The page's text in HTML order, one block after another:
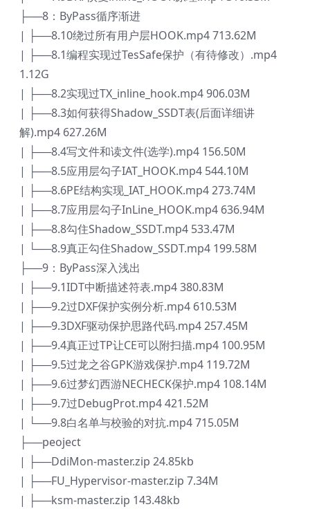
├──8：ByPass循序渐进
| ├──8.10绕过所有用户层HOOK.mp4 713.62M
| ├──8.1编程实现过TesSafe保护（有待修改）.mp4
1.12G
| ├──8.2实现过TX_inline_hook.mp4 906.03M
| ├──8.3如何获得Shadow_SSDT表(后面详细讲
解).mp4 627.26M
| ├──8.4写文件和读文件(选学).mp4 156.50M
| ├──8.5应用层勾子IAT_HOOK.mp4 544.10M
| ├──8.6PE结构实现_IAT_HOOK.mp4 273.74M
| ├──8.7应用层勾子InLine_HOOK.mp4 636.94M
| ├──8.8勾住Shadow_SSDT.mp4 533.47M
| └──8.9真正勾住Shadow_SSDT.mp4 199.58M
├──9：ByPass深入浅出
| ├──9.1IDT中断描述符表.mp4 380.83M
| ├──9.2过DXF保护实例分析.mp4 610.53M
| ├──9.3DXF驱动保护思路代码.mp4 257.45M
| ├──9.4真正过TP让CE可以附扫描.mp4 100.95M
| ├──9.5过龙之谷GPK游戏保护.mp4 119.72M
| ├──9.6过梦幻西游NECHECK保护.mp4 108.14M
| ├──9.7过DebugProt.mp4 421.52M
| └──9.8白名单与校验的对抗.mp4 715.05M
├──peoject
| ├──DdiMon-master.zip 24.85kb
| ├──FU_Hypervisor-master.zip 7.34M
| ├──ksm-master.zip 143.48kb